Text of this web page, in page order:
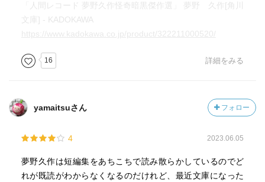
「人間レコード 夢野久作怪奇暗黒傑作選」 夢野 久作[角川
文庫] - KADOKAWA
16 詳細をみる
yamaitsuさん フォロー
4 2023.06.05
夢野久作は短編集をあちこちで読み散らかしているのでど
れが既読がわからなくなるのだけれど、最近文庫になった